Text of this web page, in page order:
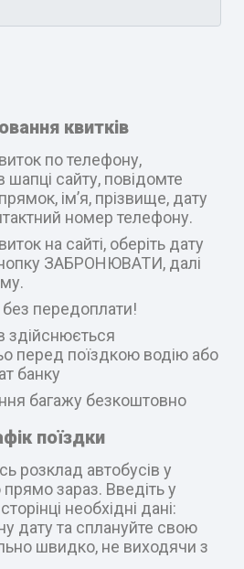
квитків
по телефону,
сайту, повідомте
ім’я, прізвище, дату
номер телефону.
на сайті, оберіть дату
ЗАБРОНЮВАТИ, далі
передоплати!
здійснюється
перед поїздкою водію або
банку
багажу безкоштовно
поїздки
розклад автобусів у
зараз. Введіть у
необхідні дані:
дату та сплануйте свою
швидко, не виходячи з